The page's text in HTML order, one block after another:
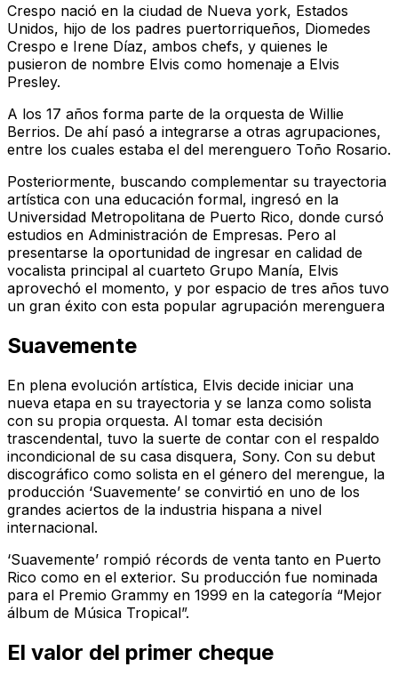
Crespo nació en la ciudad de Nueva york, Estados
Unidos, hijo de los padres puertorriqueños, Diomedes
Crespo e Irene Díaz, ambos chefs, y quienes le
pusieron de nombre Elvis como homenaje a Elvis
Presley.
A los 17 años forma parte de la orquesta de Willie
Berrios. De ahí pasó a integrarse a otras agrupaciones,
entre los cuales estaba el del merenguero Toño Rosario.
Posteriormente, buscando complementar su trayectoria
artística con una educación formal, ingresó en la
Universidad Metropolitana de Puerto Rico, donde cursó
estudios en Administración de Empresas. Pero al
presentarse la oportunidad de ingresar en calidad de
vocalista principal al cuarteto Grupo Manía, Elvis
aprovechó el momento, y por espacio de tres años tuvo
un gran éxito con esta popular agrupación merenguera
Suavemente
En plena evolución artística, Elvis decide iniciar una
nueva etapa en su trayectoria y se lanza como solista
con su propia orquesta. Al tomar esta decisión
trascendental, tuvo la suerte de contar con el respaldo
incondicional de su casa disquera, Sony. Con su debut
discográfico como solista en el género del merengue, la
producción ‘Suavemente’ se convirtió en uno de los
grandes aciertos de la industria hispana a nivel
internacional.
‘Suavemente’ rompió récords de venta tanto en Puerto
Rico como en el exterior. Su producción fue nominada
para el Premio Grammy en 1999 en la categoría “Mejor
álbum de Música Tropical”.
El valor del primer cheque